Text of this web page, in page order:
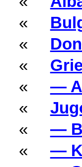
«
«
«
« —
«
« —
« —